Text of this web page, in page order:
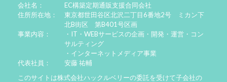
会社名：
EC構築定期通販支援合同会社
住所所在地：
東京都世田谷区北沢二丁目6番地2号 ミカン下
北B街区 第B401号区画
事業内容：
・IT・WEBサービスの企画・開発・運営・コン
サルティング
・インターネットメディア事業
代表社員：
安藤 祐輔
このサイトは株式会社ハックルベリーの委託を受けて子会社の